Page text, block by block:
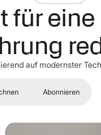
für
auf modernster
Abonnieren